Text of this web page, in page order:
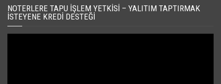
NOTERLERE TAPU İŞLEM YETKISI – YALITIM TAPTIRMAK
İSTEYENE KREDI DESTEĞI